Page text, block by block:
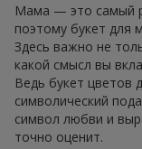
Мама — это самый
поэтому букет для
Здесь важно не
какой смысл вы
Ведь букет
символический
символ любви и
точно оценит.